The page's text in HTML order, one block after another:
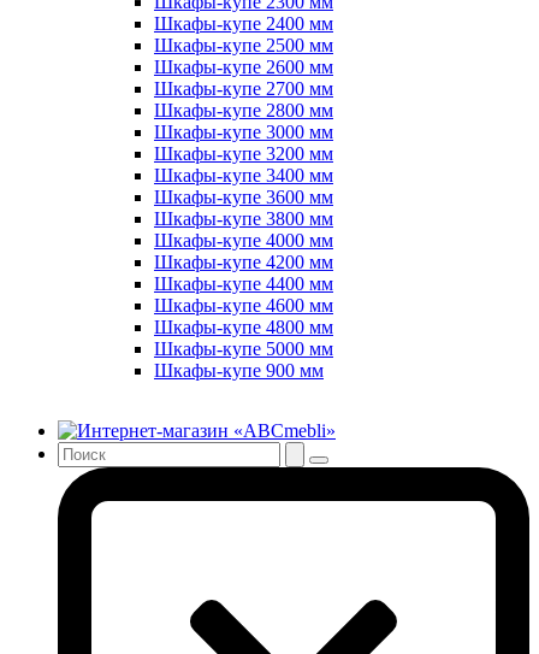
Шкафы-купе 2400 мм
Шкафы-купе 2500 мм
Шкафы-купе 2600 мм
Шкафы-купе 2700 мм
Шкафы-купе 2800 мм
Шкафы-купе 3000 мм
Шкафы-купе 3200 мм
Шкафы-купе 3400 мм
Шкафы-купе 3600 мм
Шкафы-купе 3800 мм
Шкафы-купе 4000 мм
Шкафы-купе 4200 мм
Шкафы-купе 4400 мм
Шкафы-купе 4600 мм
Шкафы-купе 4800 мм
Шкафы-купе 5000 мм
Шкафы-купе 900 мм